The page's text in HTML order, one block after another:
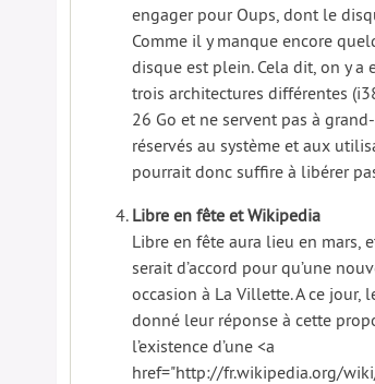
engager pour Oups, dont le
Comme il y manque encore
disque est plein. Cela dit, on y
trois architectures différentes
26 Go et ne servent pas à
réservés au système et aux
pourrait donc suffire à libérer
Libre en fête et Wikipedia
Libre en fête aura lieu en mars,
serait d’accord pour qu’une
occasion à La Villette. A ce jour,
donné leur réponse à cette
l’existence d’une <a
href="http://fr.wikipedia.org/